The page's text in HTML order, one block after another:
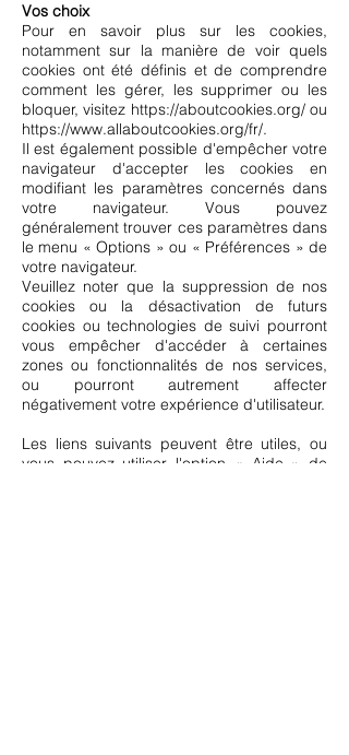
Vos choix
Pour en savoir plus sur les cookies,
notamment sur la manière de voir quels
cookies ont été définis et de comprendre
comment les gérer, les supprimer ou les
bloquer, visitez https://aboutcookies.org/ou
https://www.allaboutcookies.org/fr/.
Il est également possible d'empêcher votre
navigateur d'accepter les cookies en
modifiant les paramètres concernés dans
votre navigateur. Vous pouvez
généralement trouver ces paramètres dans
le menu « Options » ou « Préférences » de
votre navigateur.
Veuillez noter que la suppression de nos
cookies ou la désactivation de futurs
cookies ou technologies de suivi pourront
vous empêcher d'accéder à certaines
zones ou fonctionnalités de nos services,
ou pourront autrement affecter
négativement votre expérience d'utilisateur.
Les liens suivants peuvent être utiles, ou
vous pouvez utiliser l'option « Aide » de